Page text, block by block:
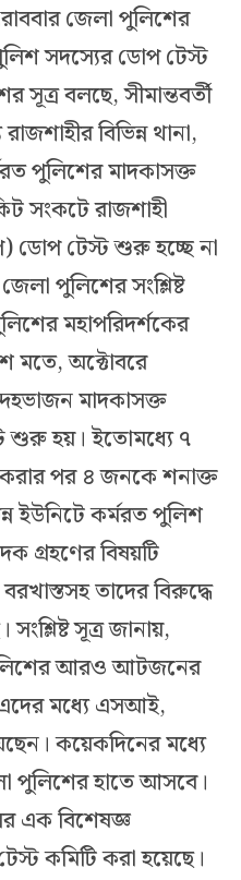
জেলা পুলিশের
সদস্যের ডোপ টেস্ট
সূত্র বলছে, সীমান্তবর্তী
বিভিন্ন থানা,
পুলিশের মাদকাসক্ত
সংকটে রাজশাহী
ডোপ টেস্ট শুরু হচ্ছে না
পুলিশের সংশ্লিষ্ট
মহাপরিদর্শকের
মতে, অক্টোবরে
মাদকাসক্ত
শুরু হয়। ইতোমধ্যে ৭
পর ৪ জনকে শনাক্ত
ইউনিটে কর্মরত পুলিশ
গ্রহণের বিষয়টি
তাদের বিরুদ্ধে
সূত্র জানায়,
আরও আটজনের
মধ্যে এসআই,
কয়েকদিনের মধ্যে
পুলিশের হাতে আসবে।
এক বিশেষজ্ঞ
কমিটি করা হয়েছে।